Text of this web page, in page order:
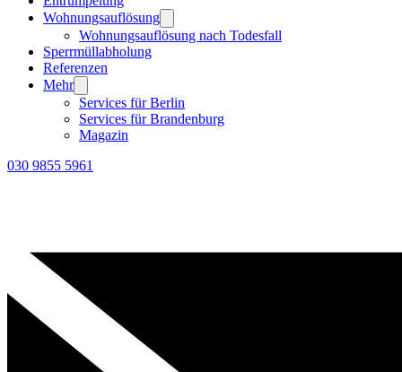
Wohnungsauflösung
Wohnungsauflösung nach Todesfall
Sperrmüllabholung
Referenzen
Mehr
Services für Berlin
Services für Brandenburg
Magazin
030 9855 5961